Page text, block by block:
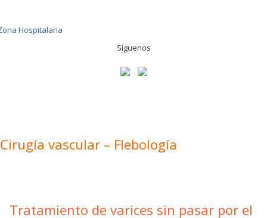
Síguenos
Cirugía vascular – Flebología
Tratamiento de varices sin pasar por el